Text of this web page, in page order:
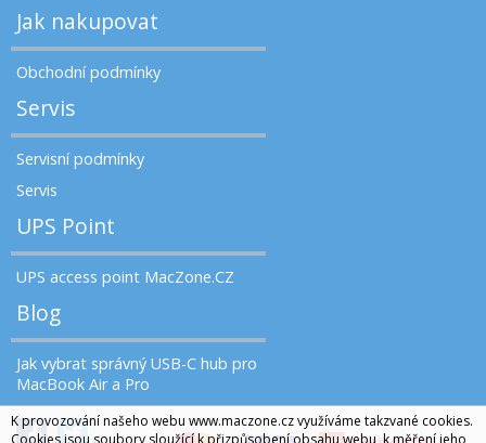
Jak nakupovat
Obchodní podmínky
Servis
Servisní podmínky
Servis
UPS Point
UPS access point MacZone.CZ
Blog
Jak vybrat správný USB-C hub pro
MacBook Air a Pro
K provozování našeho webu www.maczone.cz využíváme takzvané cookies.
Cookies jsou soubory sloužící k přizpůsobení obsahu webu, k měření jeho